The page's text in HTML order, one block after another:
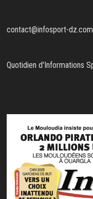
contact@infosport-dz.com
Quotidien d'Informations